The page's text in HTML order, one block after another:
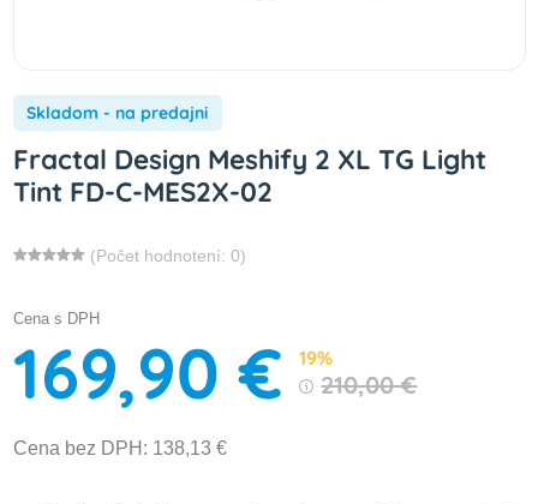
Skladom - na predajni
Fractal Design Meshify 2 XL TG Light
Tint FD-C-MES2X-02
(Počet hodnotení: 0)
Cena s DPH
169,90 € 19%
210,00 €
Cena bez DPH: 138,13 €